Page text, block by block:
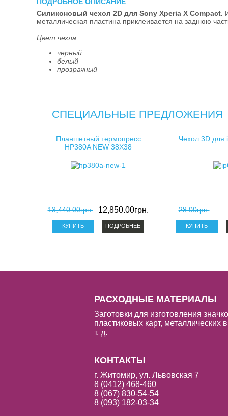
косметички
клатчи для
Силиконовый чехол 2D для Sony Xperia X Сompact.
металлическая пластина приклеивается на заднюю
Цвет чехла:
черный
белый
прозрачный
СПЕЦИАЛЬНЫЕ ПРЕДЛОЖЕНИЯ
Планшетный термопресс
HP380A NEW 38X38
13,440.00грн. 12,850.00грн.
ПОДРОБНЕЕ
Чехол 3D для
28.00грн.
РАСХОДНЫЕ МАТЕРИАЛЫ
Заготовки для изготовления
пластиковых карт, металлических
т. д.
КОНТАКТЫ
г. Житомир, ул. Львовская 7
8 (0412) 468-460
8 (067) 830-54-54
8 (093) 182-03-34